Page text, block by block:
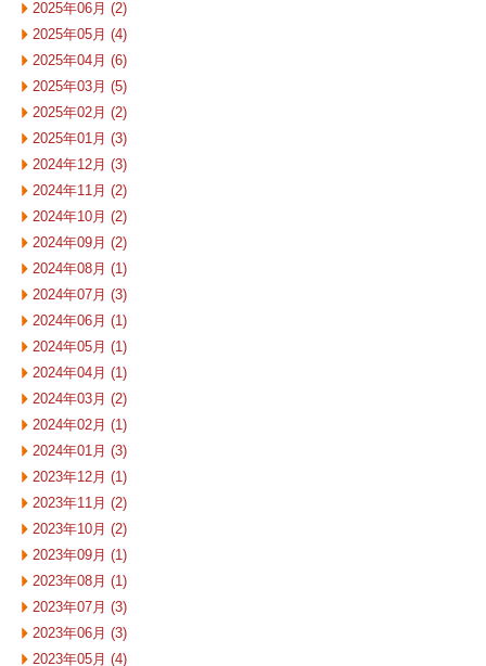
2025年06月 (2)
2025年05月 (4)
2025年04月 (6)
2025年03月 (5)
2025年02月 (2)
2025年01月 (3)
2024年12月 (3)
2024年11月 (2)
2024年10月 (2)
2024年09月 (2)
2024年08月 (1)
2024年07月 (3)
2024年06月 (1)
2024年05月 (1)
2024年04月 (1)
2024年03月 (2)
2024年02月 (1)
2024年01月 (3)
2023年12月 (1)
2023年11月 (2)
2023年10月 (2)
2023年09月 (1)
2023年08月 (1)
2023年07月 (3)
2023年06月 (3)
2023年05月 (4)